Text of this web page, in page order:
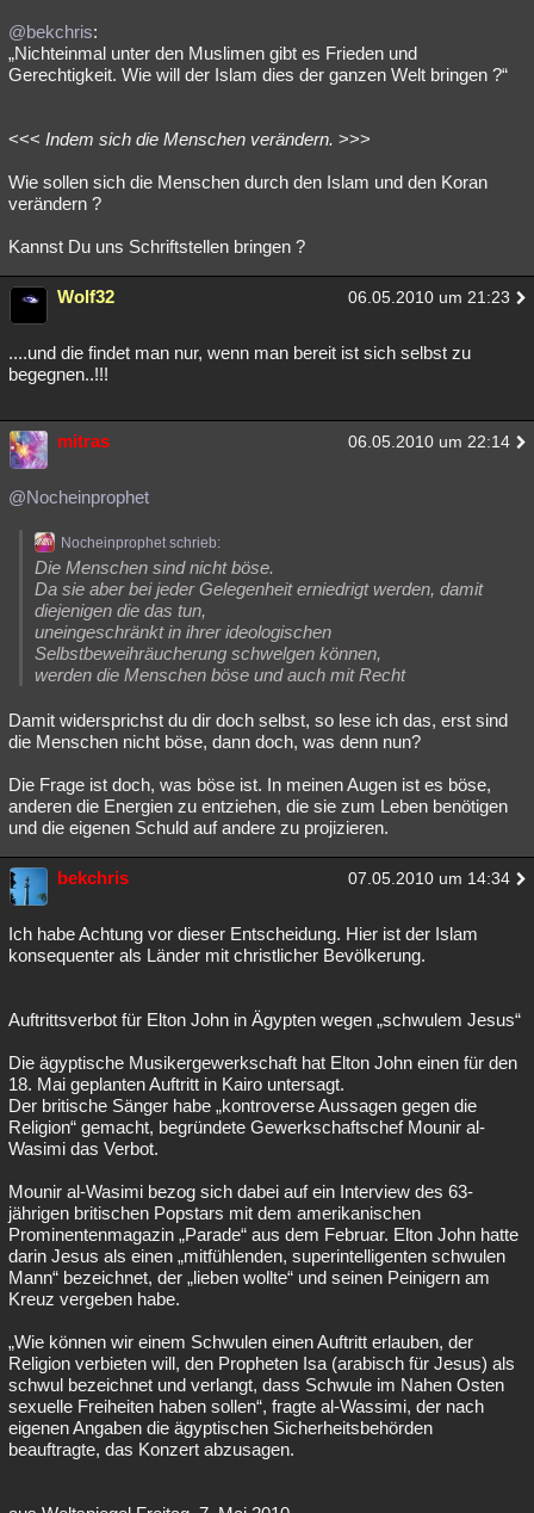
@bekchris:
„Nichteinmal unter den Muslimen gibt es Frieden und
Gerechtigkeit. Wie will der Islam dies der ganzen Welt bringen ?“
<<< Indem sich die Menschen verändern. >>>
Wie sollen sich die Menschen durch den Islam und den Koran
verändern ?
Kannst Du uns Schriftstellen bringen ?
Wolf32 06.05.2010 um 21:23
....und die findet man nur, wenn man bereit ist sich selbst zu
begegnen..!!!
mitras 06.05.2010 um 22:14
@Nocheinprophet
Nocheinprophet schrieb:
Die Menschen sind nicht böse.
Da sie aber bei jeder Gelegenheit erniedrigt werden, damit
diejenigen die das tun,
uneingeschränkt in ihrer ideologischen
Selbstbeweihräucherung schwelgen können,
werden die Menschen böse und auch mit Recht
Damit widersprichst du dir doch selbst, so lese ich das, erst sind
die Menschen nicht böse, dann doch, was denn nun?
Die Frage ist doch, was böse ist. In meinen Augen ist es böse,
anderen die Energien zu entziehen, die sie zum Leben benötigen
und die eigenen Schuld auf andere zu projizieren.
bekchris 07.05.2010 um 14:34
Ich habe Achtung vor dieser Entscheidung. Hier ist der Islam
konsequenter als Länder mit christlicher Bevölkerung.
Auftrittsverbot für Elton John in Ägypten wegen „schwulem Jesus“
Die ägyptische Musikergewerkschaft hat Elton John einen für den
18. Mai geplanten Auftritt in Kairo untersagt.
Der britische Sänger habe „kontroverse Aussagen gegen die
Religion“ gemacht, begründete Gewerkschaftschef Mounir al-
Wasimi das Verbot.
Mounir al-Wasimi bezog sich dabei auf ein Interview des 63-
jährigen britischen Popstars mit dem amerikanischen
Prominentenmagazin „Parade“ aus dem Februar. Elton John hatte
darin Jesus als einen „mitfühlenden, superintelligenten schwulen
Mann“ bezeichnet, der „lieben wollte“ und seinen Peinigern am
Kreuz vergeben habe.
„Wie können wir einem Schwulen einen Auftritt erlauben, der
Religion verbieten will, den Propheten Isa (arabisch für Jesus) als
schwul bezeichnet und verlangt, dass Schwule im Nahen Osten
sexuelle Freiheiten haben sollen“, fragte al-Wassimi, der nach
eigenen Angaben die ägyptischen Sicherheitsbehörden
beauftragte, das Konzert abzusagen.